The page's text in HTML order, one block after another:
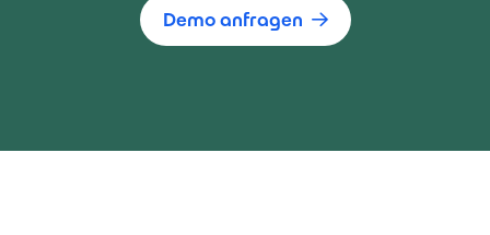
Demo anfragen